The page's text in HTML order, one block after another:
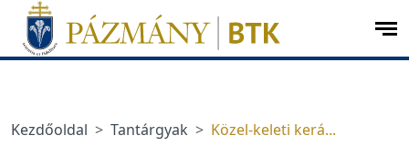
Ugrás a menüre
Ugrás a tartalomra
Kezdőoldal Tantárgyak Közel-keleti kerá...